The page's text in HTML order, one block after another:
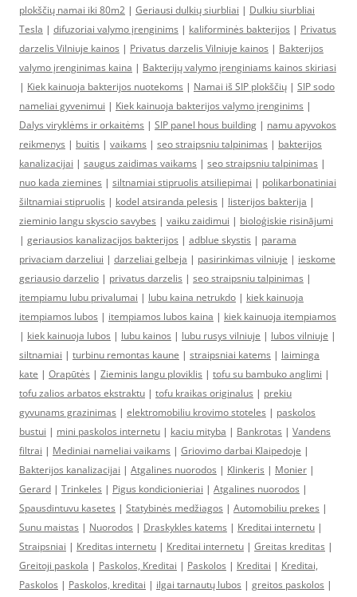
plokščių namai iki 80m2 | Geriausi dulkių siurbliai | Dulkiu siurbliai
Tesla | difuzoriai valymo įrenginims | kaliforminės bakterijos | Privatus
darzelis Vilniuje kainos | Privatus darzelis Vilniuje kainos | Bakterijos
valymo įrenginimas kaina | Bakterijų valymo įrenginiams kainos skiriasi
| Kiek kainuoja bakterijos nuotekoms | Namai iš SIP plokščių | SIP sodo
nameliai gyvenimui | Kiek kainuoja bakterijos valymo įrenginims |
Dalys viryklėms ir orkaitėms | SIP panel hous building | namu apyvokos
reikmenys | buitis | vaikams | seo straipsniu talpinimas | bakterijos
kanalizacijai | saugus zaidimas vaikams | seo straipsniu talpinimas |
nuo kada ziemines | siltnamiai stipruolis atsiliepimai | polikarbonatiniai
šiltnamiai stipruolis | kodel atsiranda pelesis | listerijos bakterija |
zieminio langu skyscio savybes | vaiku zaidimui | bioloģiskie risinājumi
| geriausios kanalizacijos bakterijos | adblue skystis | parama
privaciam darzeliui | darzeliai gelbeja | pasirinkimas vilniuje | ieskome
geriausio darzelio | privatus darzelis | seo straipsniu talpinimas |
itempiamu lubu privalumai | lubu kaina netrukdo | kiek kainuoja
itempiamos lubos | itempiamos lubos kaina | kiek kainuoja itempiamos
| kiek kainuoja lubos | lubu kainos | lubu rusys vilniuje | lubos vilniuje |
siltnamiai | turbinu remontas kaune | straipsniai katems | laiminga
kate | Orapūtės | Zieminis langu ploviklis | tofu su bambuko anglimi |
tofu zalios arbatos ekstraktu | tofu kraikas originalus | prekiu
gyvunams grazinimas | elektromobiliu krovimo stoteles | paskolos
bustui | mini paskolos internetu | kaciu mityba | Bankrotas | Vandens
filtrai | Mediniai nameliai vaikams | Griovimo darbai Klaipedoje |
Bakterijos kanalizacijai | Atgalines nuorodos | Klinkeris | Monier |
Gerard | Trinkeles | Pigus kondicionieriai | Atgalines nuorodos |
Spausdintuvu kasetes | Statybinės medžiagos | Automobiliu prekes |
Sunu maistas | Nuorodos | Draskykles katems | Kreditai internetu |
Straipsniai | Kreditas internetu | Kreditai internetu | Greitas kreditas |
Greitoji paskola | Paskolos, Kreditai | Paskolos | Kreditai | Kreditai,
Paskolos | Paskolos, kreditai | ilgai tarnautų lubos | greitos paskolos |